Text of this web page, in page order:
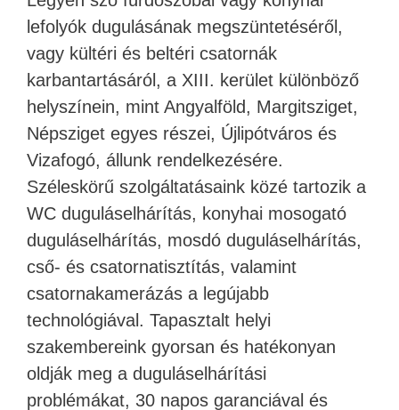
lefolyók dugulásának megszüntetéséről,
vagy kültéri és beltéri csatornák
karbantartásáról, a XIII. kerület különböző
helyszínein, mint Angyalföld, Margitsziget,
Népsziget egyes részei, Újlipótváros és
Vizafogó, állunk rendelkezésére.
Széleskörű szolgáltatásaink közé tartozik a
WC duguláselhárítás, konyhai mosogató
duguláselhárítás, mosdó duguláselhárítás,
cső- és csatornatisztítás, valamint
csatornakamerázás a legújabb
technológiával. Tapasztalt helyi
szakembereink gyorsan és hatékonyan
oldják meg a duguláselhárítási
problémákat, 30 napos garanciával és